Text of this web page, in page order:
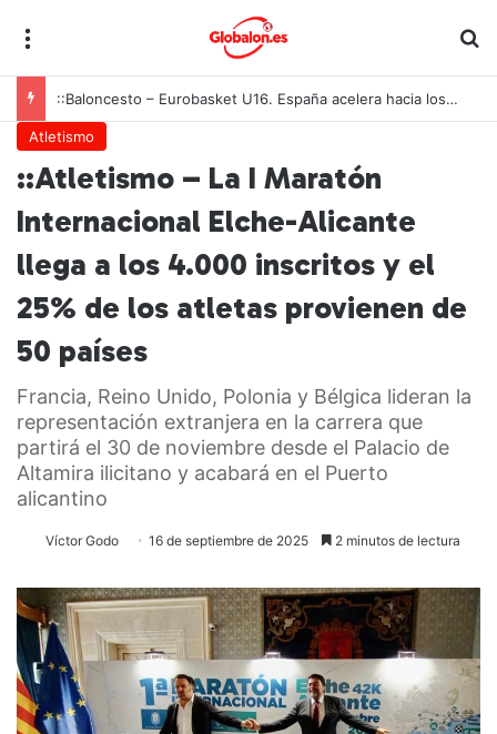
::Baloncesto – Eurobasket U16. España acelera hacia los octavos tras una exhibición colectiva ante Georgia
Atletismo
::Atletismo – La I Maratón
Internacional Elche-Alicante
llega a los 4.000 inscritos y el
25% de los atletas provienen de
50 países
Francia, Reino Unido, Polonia y Bélgica lideran la
representación extranjera en la carrera que
partirá el 30 de noviembre desde el Palacio de
Altamira ilicitano y acabará en el Puerto
alicantino
Víctor Godo 16 de septiembre de 2025 2 minutos de lectura